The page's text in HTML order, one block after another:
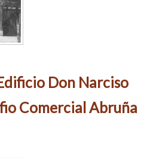
Don Narciso
Comercial Abruña